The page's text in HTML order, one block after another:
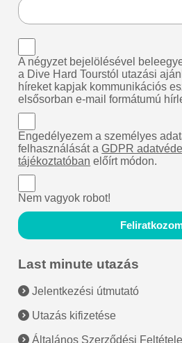
A négyzet bejelölésével
a Dive Hard Tourstól utazási
híreket kapjak kommunikációs
elsősorban e-mail formátumú
Engedélyezem a személyes
felhasználását aGDPR
tájékoztatóban előírt módon.
Nem vagyok robot!
Last minute utazás
Jelentkezési útmutató
Utazás kifizetése
Általános Szerződési